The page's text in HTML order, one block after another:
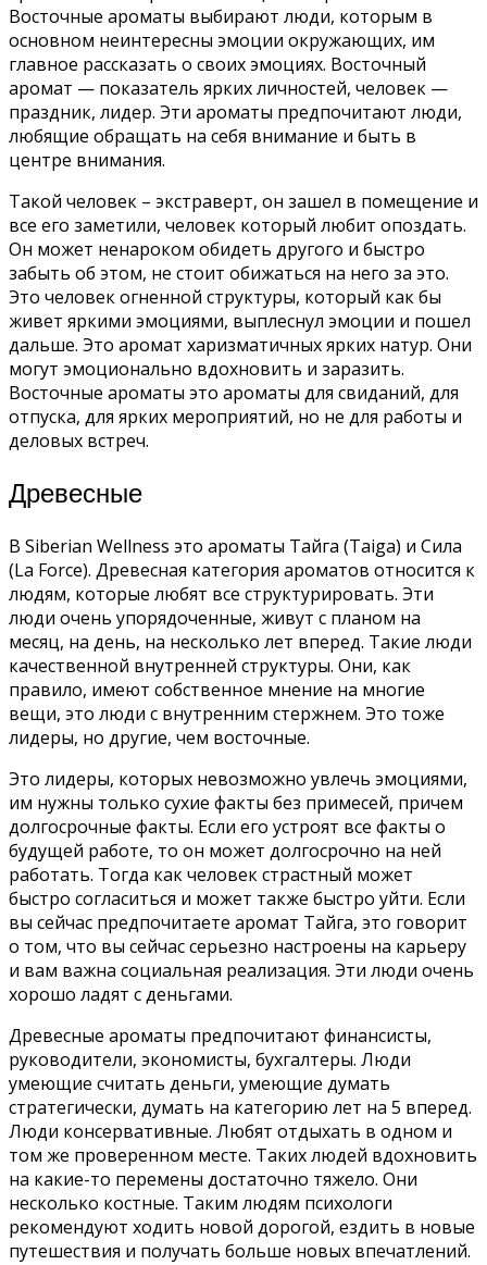
Восточные ароматы выбирают люди, которым в
основном неинтересны эмоции окружающих, им
главное рассказать о своих эмоциях. Восточный
аромат — показатель ярких личностей, человек —
праздник, лидер. Эти ароматы предпочитают люди,
любящие обращать на себя внимание и быть в
центре внимания.
Такой человек – экстраверт, он зашел в помещение и
все его заметили, человек который любит опоздать.
Он может ненароком обидеть другого и быстро
забыть об этом, не стоит обижаться на него за это.
Это человек огненной структуры, который как бы
живет яркими эмоциями, выплеснул эмоции и пошел
дальше. Это аромат харизматичных ярких натур. Они
могут эмоционально вдохновить и заразить.
Восточные ароматы это ароматы для свиданий, для
отпуска, для ярких мероприятий, но не для работы и
деловых встреч.
Древесные
В Siberian Wellness это ароматы Тайга (Taiga) и Сила
(La Force). Древесная категория ароматов относится к
людям, которые любят все структурировать. Эти
люди очень упорядоченные, живут с планом на
месяц, на день, на несколько лет вперед. Такие люди
качественной внутренней структуры. Они, как
правило, имеют собственное мнение на многие
вещи, это люди с внутренним стержнем. Это тоже
лидеры, но другие, чем восточные.
Это лидеры, которых невозможно увлечь эмоциями,
им нужны только сухие факты без примесей, причем
долгосрочные факты. Если его устроят все факты о
будущей работе, то он может долгосрочно на ней
работать. Тогда как человек страстный может
быстро согласиться и может также быстро уйти. Если
вы сейчас предпочитаете аромат Тайга, это говорит
о том, что вы сейчас серьезно настроены на карьеру
и вам важна социальная реализация. Эти люди очень
хорошо ладят с деньгами.
Древесные ароматы предпочитают финансисты,
руководители, экономисты, бухгалтеры. Люди
умеющие считать деньги, умеющие думать
стратегически, думать на категорию лет на 5 вперед.
Люди консервативные. Любят отдыхать в одном и
том же проверенном месте. Таких людей вдохновить
на какие-то перемены достаточно тяжело. Они
несколько костные. Таким людям психологи
рекомендуют ходить новой дорогой, ездить в новые
путешествия и получать больше новых впечатлений.